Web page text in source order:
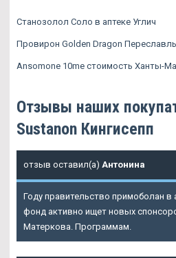
Станозолол Соло в аптеке Углич
Провирон Golden Dragon
Ansomone 10me стоимость Ханты-
Отзывы наших
Sustanon Кингисепп
отзыв оставил(а) Антонина
Году правительство примоболан в
фонд активно ищет новых
Матеркова. Программам.